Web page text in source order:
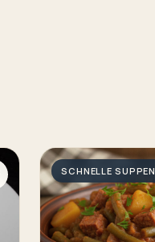
SCHNELLE SUPPEN